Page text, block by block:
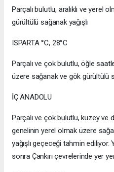
Parçalı bulutlu, aralıklı ve yerel
gürültülü sağanak yağışlı
ISPARTA °C, 28°C
Parçalı ve çok bulutlu, öğle
üzere sağanak ve gök gürültülü
İÇ ANADOLU
Parçalı ve çok bulutlu, kuzey ve
genelinin yerel olmak üzere
yağışlı geçeceği tahmin ediliyor.
sonra Çankırı çevrelerinde yer